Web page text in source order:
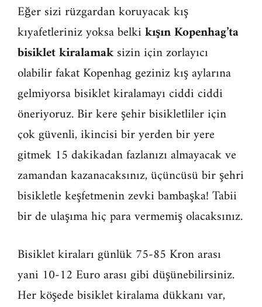
Eğer sizi rüzgardan koruyacak kış
kıyafetleriniz yoksa belkikışın Kopenhag’ta
bisiklet kiralamaksizin için zorlayıcı
olabilir fakat Kopenhag geziniz kış aylarına
gelmiyorsa bisiklet kiralamayı ciddi ciddi
öneriyoruz. Bir kere şehir bisikletliler için
çok güvenli, ikincisi bir yerden bir yere
gitmek 15 dakikadan fazlanızı almayacak ve
zamandan kazanacaksınız, üçüncüsü bir şehri
bisikletle keşfetmenin zevki bambaşka! Tabii
bir de ulaşıma hiç para vermemiş olacaksınız.
Bisiklet kiraları günlük 75-85 Kron arası
yani 10-12 Euro arası gibi düşünebilirsiniz.
Her köşede bisiklet kiralama dükkanı var,